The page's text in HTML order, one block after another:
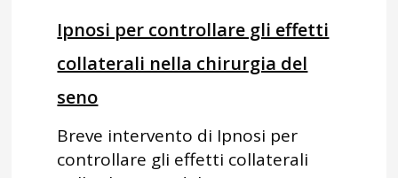
Ipnosi per controllare gli effetti
collaterali nella chirurgia del
seno
Breve intervento di Ipnosi per
controllare gli effetti collaterali